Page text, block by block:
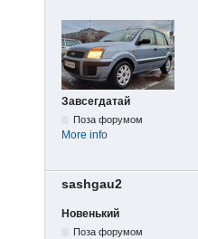
Завсегдатай
Поза форумом
More info
sashgau2
Новенький
Поза форумом